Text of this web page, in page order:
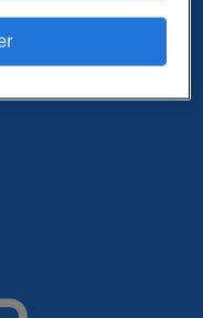
cybersecurite